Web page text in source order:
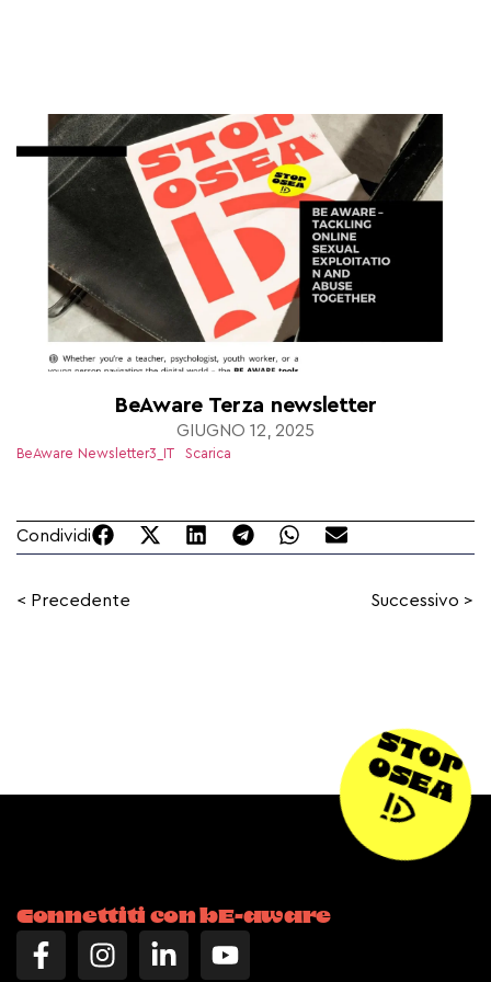
BeAware Terza newsletter
GIUGNO 12, 2025
BeAware Newsletter3_IT Scarica
Condividi
< Precedente Successivo >
STOP
OSEA
Connettiti con bE-aware